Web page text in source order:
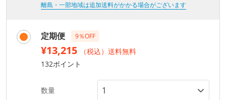
離島・一部地域は追加送料がかかる場合がございます
定期便 9％OFF
¥13,215
（税込）送料無料
132ポイント
数量